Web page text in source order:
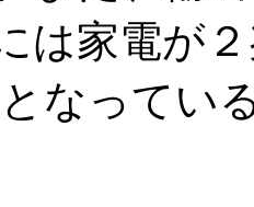
は家電が
なってい